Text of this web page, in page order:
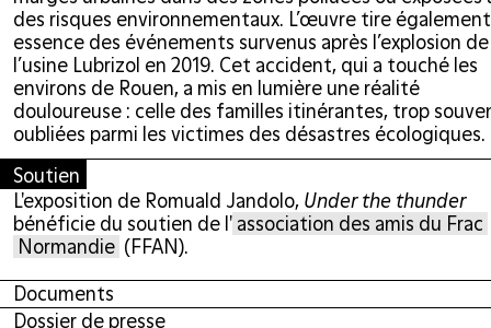
des risques environnementaux. L’œuvre tire
essence des événements survenus après l’explosion de
l’usine Lubrizol en 2019. Cet accident, qui a touché les
environs de Rouen, a mis en lumière une réalité
douloureuse : celle des familles itinérantes, trop
oubliées parmi les victimes des désastres écologiques.
Soutien
L'exposition de Romuald Jandolo, Under the thunder
bénéficie du soutien de l' association des amis du Frac
Normandie (FFAN).
Documents
Dossier de presse